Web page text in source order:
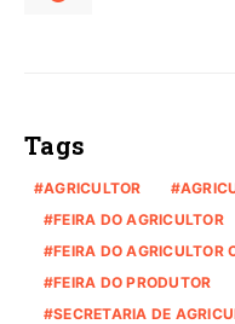
Tags
AGRICULTOR
FEIRA DO AGRICULTOR
FEIRA DO AGRICULTOR
FEIRA DO PRODUTOR
SECRETARIA DE